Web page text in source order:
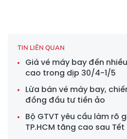
TIN LIÊN QUAN
Giá vé máy bay đến
cao trong dịp 30/4-1/5
Lừa bán vé máy bay,
đồng đầu tư tiền ảo
Bộ GTVT yêu cầu làm rõ
TP.HCM tăng cao sau Tết